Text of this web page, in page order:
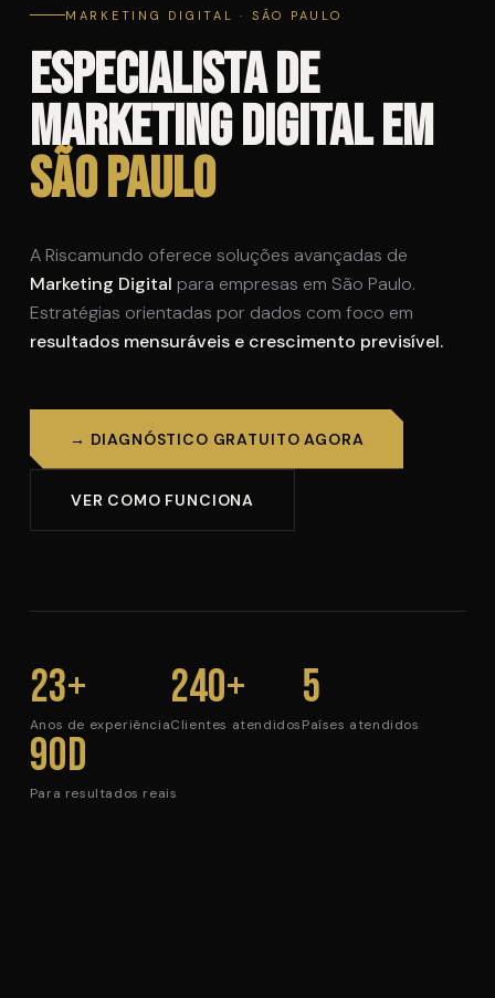
MARKETING DIGITAL · SÃO PAULO
Especialista de
Marketing Digital em
São Paulo
A Riscamundo oferece soluções avançadas de
Marketing Digital para empresas em São Paulo.
Estratégias orientadas por dados com foco em
resultados mensuráveis e crescimento previsível.
→ DIAGNÓSTICO GRATUITO AGORA
VER COMO FUNCIONA
23+
Anos de experiência
240+
Clientes atendidos
5
Países atendidos
90d
Para resultados reais